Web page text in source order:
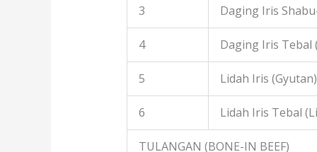
3 Daging Iris
4 Daging Iris Tebal
5 Lidah Iris (Gyutan)
6 Lidah Iris Tebal
TULANGAN (BONE-IN BEEF)